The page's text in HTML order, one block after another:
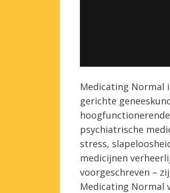
Medicating Normal
gerichte
psychiatrische
stress,
medicijnen
voorgeschreven –
Medicating Normal